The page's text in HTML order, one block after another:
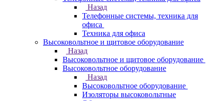
Назад
Телефонные системы, техника для
офиса
Техника для офиса
Высоковольтное и щитовое оборудование
Назад
Высоковольтное и щитовое оборудование
Высоковольтное оборудование
Назад
Высоковольтное оборудование
Изоляторы высоковольтные